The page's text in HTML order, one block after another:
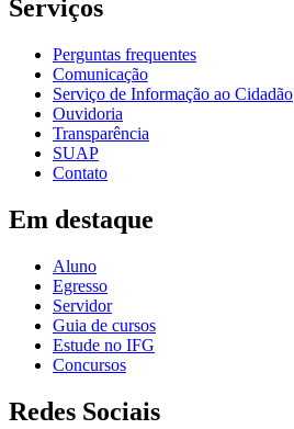
Serviços
Perguntas frequentes
Comunicação
Serviço de Informação ao Cidadão
Ouvidoria
Transparência
SUAP
Contato
Em destaque
Aluno
Egresso
Servidor
Guia de cursos
Estude no IFG
Concursos
Redes Sociais